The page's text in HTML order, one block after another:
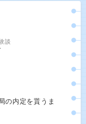
談
の内定を貰うま